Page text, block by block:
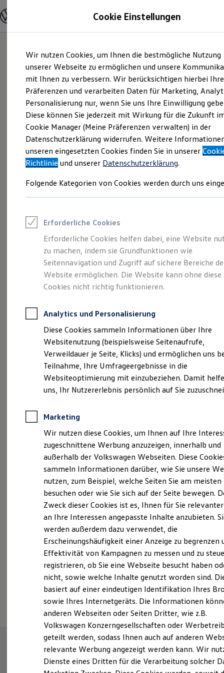
Hauptinhalt
springen
Footer
springen
Modelle und Konfigurator
Modelle vergleichen
Elektroautos
ENERGY Sondermodelle
Nutzfahrzeuge
SUV und CUV
Familienautos
Kombis
Kompaktwagen
Sportwagen
Schnell verfügbare Fahrzeuge
Angebote und Produkte
Aktuelle Angebote
E-Auto-Förderung
Volkswagen Marktplatz
Junge Gebrauchtwagen und Gebrauchtwagen
Saisonangebote
Leasing
Leasing-Angebote
Gebrauchtwagen Leasing
Junge Gebrauchtwagen-Leasing
Elektroauto Leasing
Kleinwagen-Leasing
Leasing ohne Anzahlung
Autokredit mit Schlussrate
Versicherungen und Garantien
Kfz-Versicherung
Restschuldversicherungen
Garantien
Wartungsverträge
Geschäftskunden
Professional Class bei Volkswagen
Großkunden
Behörden
Anpfiff zum Gewinn
Elektroautos
ID. Tutorials
Elektrofahrzeugkonzepte
Reichweite
Reichweite der ID. Modelle
Reichweite im Winter
Laden
Laden unterwegs
Laden Zuhause
Ladezeitensimulator
Batterie
Sicherheit
Garantie und Lebensdauer
Nachhaltigkeit
Technologie
Kosten und Kauf
Verbrauchskosten
Kaufoptionen
E-Auto-Förderung
Software und Konnektivität
Die ID. Software 6
ID. Software Versionen und Updates
Digitale Extras
Schnittstellen zu Ihrem ID.
Vielseitig, komfortabel,
leistungsstark. Der
Touran.
Probefahrt vereinbaren
Fahrzeugangebot anfordern
Serviceanfrage stellen
Cookie Einstellungen
Wir nutzen Cookies, um Ihnen die bestmögliche Nutzung
unserer Webseite zu ermöglichen und unsere
mit Ihnen zu verbessern. Wir berücksichtigen hierbei Ihre
Präferenzen und verarbeiten Daten für Marketing,
Personalisierung nur, wenn Sie uns Ihre Einwilligung
Diese können Sie jederzeit mit Wirkung für die Zukunft
Cookie Manager (Meine Präferenzen verwalten) in der
Datenschutzerklärung widerrufen. Weitere
unseren eingesetzten Cookies finden Sie in unserer
Richtlinie und unserer Datenschutzerklärung.
Folgende Kategorien von Cookies werden durch uns
Erforderliche Cookies
Erforderliche Cookies helfen dabei, eine Website
zu machen, indem sie Grundfunktionen wie
Seitennavigation und Zugriff auf sichere Bereiche
Website ermöglichen. Die Website kann ohne diese
Cookies nicht richtig funktionieren.
Analytics und Personalisierung
Diese Cookies sammeln Informationen über Ihre
Websitenutzung (beispielsweise Seitenaufrufe,
Verweildauer je Seite, Klicks) und ermöglichen uns
Teilnahme, Ihre Umfrageergebnisse in die
Websiteoptimierung mit einzubeziehen. Damit
uns, Ihr Nutzererlebnis persönlich auf Sie
Marketing
Wir nutzen diese Cookies, um Ihnen auf Ihre
zugeschnittene Werbung anzuzeigen, innerhalb und
außerhalb der Volkswagen Webseiten. Diese
sammeln Informationen darüber, wie Sie unsere
nutzen, zum Beispiel, welche Seiten Sie am meisten
besuchen oder wie Sie sich auf der Seite bewegen.
Zweck dieser Cookies ist es, Ihnen für Sie
an Ihre Interessen angepasste Inhalte anzubieten.
werden außerdem dazu verwendet, die
Erscheinungshäufigkeit einer Anzeige zu begrenzen
Effektivität von Kampagnen zu messen und zu
registrieren, ob Sie eine Webseite besucht haben
nicht, sowie welche Inhalte genutzt worden sind.
basiert auf einer eindeutigen Identifikation Ihres
sowie Ihres Internetgeräts. Die Informationen
anderen Webseiten oder Seiten Dritter, wie z.B.
Volkswagen Konzerngesellschaften oder
geteilt werden, sodass Ihnen auch auf anderen
relevante Werbung angezeigt werden kann. Wir
Dienste eines Dritten für die Verarbeitung solcher